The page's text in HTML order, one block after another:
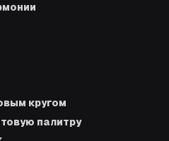
кругом
палитру